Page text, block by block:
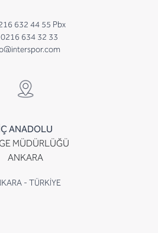
632 44 55 Pbx
0216 634 32 33
ANADOLU
MÜDÜRLÜĞÜ
ANKARA
- TÜRKİYE